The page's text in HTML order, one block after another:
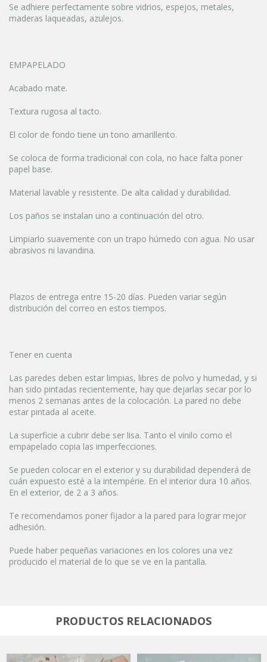
Se adhiere perfectamente sobre vidrios, espejos, metales,
maderas laqueadas, azulejos.
EMPAPELADO
Acabado mate.
Textura rugosa al tacto.
El color de fondo tiene un tono amarillento.
Se coloca de forma tradicional con cola, no hace falta poner
papel base.
Material lavable y resistente. De alta calidad y durabilidad.
Los paños se instalan uno a continuación del otro.
Limpiarlo suavemente con un trapo húmedo con agua. No usar
abrasivos ni lavandina.
Plazos de entrega entre 15-20 días. Pueden variar según
distribución del correo en estos tiempos.
Tener en cuenta
Las paredes deben estar limpias, libres de polvo y humedad, y si
han sido pintadas recientemente, hay que dejarlas secar por lo
menos 2 semanas antes de la colocación. La pared no debe
estar pintada al aceite.
La superficie a cubrir debe ser lisa. Tanto el vinilo como el
empapelado copia las imperfecciones.
Se pueden colocar en el exterior y su durabilidad dependerá de
cuán expuesto esté a la intempérie. En el interior dura 10 años.
En el exterior, de 2 a 3 años.
Te recomendamos poner fijador a la pared para lograr mejor
adhesión.
Puede haber pequeñas variaciones en los colores una vez
producido el material de lo que se ve en la pantalla.
PRODUCTOS RELACIONADOS